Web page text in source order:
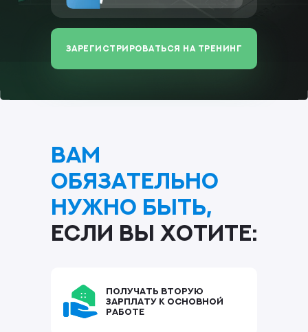
Зарегистрироваться на тренинг
Вам
обязательно
нужно быть,
если вы хотите:
Получать вторую
зарплату к основной
работе